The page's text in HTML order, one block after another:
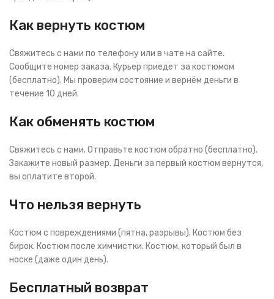
Как вернуть костюм
Свяжитесь с нами по телефону или в чате на сайте.
Сообщите номер заказа. Курьер приедет за костюмом
(бесплатно). Мы проверим состояние и вернём деньги в
течение 10 дней.
Как обменять костюм
Свяжитесь с нами. Отправьте костюм обратно (бесплатно).
Закажите новый размер. Деньги за первый костюм вернутся,
вы оплатите второй.
Что нельзя вернуть
Костюм с повреждениями (пятна, разрывы). Костюм без
бирок. Костюм после химчистки. Костюм, который был в
носке (даже один день).
Бесплатный возврат